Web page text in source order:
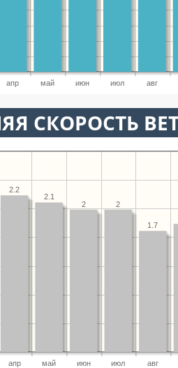
апр май июн июл авг
СКОРОСТЬ
апр май июн июл авг
1.7
2
2
2.1
2.2